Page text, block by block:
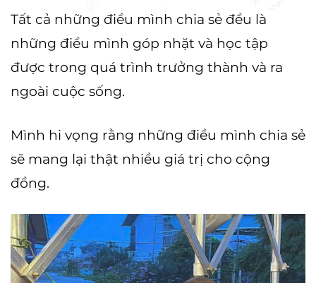
Tất cả những điều mình chia sẻ đều là
những điều mình góp nhặt và học tập
được trong quá trình trưởng thành và ra
ngoài cuộc sống.
Mình hi vọng rằng những điều mình chia sẻ
sẽ mang lại thật nhiều giá trị cho cộng
đồng.